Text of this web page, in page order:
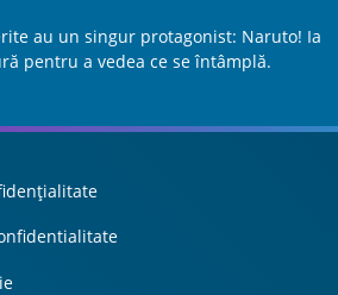
au un singur protagonist: Naruto! Ia
pentru a vedea ce se întâmplă.